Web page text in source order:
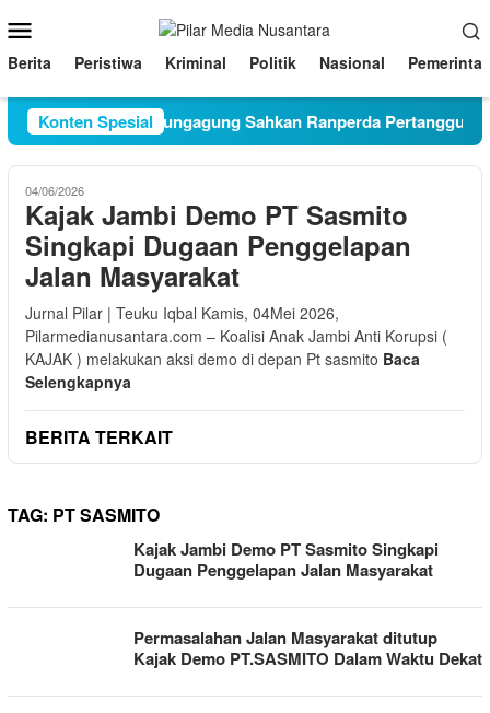
ke
kontenMobile
Berita Peristiwa Kriminal Politik Nasional
Konten Spesial
DPRD Tulungagung Sahkan Ranperda Pertanggung
04/06/2026
Kajak Jambi Demo PT Sasmito
Singkapi Dugaan Penggelapan
Jalan Masyarakat
Jurnal Pilar | Teuku Iqbal Kamis, 04Mei 2026,
Pilarmedianusantara.com – Koalisi Anak Jambi Anti Korupsi (
KAJAK ) melakukan aksi demo di depan Pt sasmito Baca
Selengkapnya
BERITA TERKAIT
TAG: PT SASMITO
Kajak Jambi Demo PT Sasmito Singkapi
Dugaan Penggelapan Jalan Masyarakat
Permasalahan Jalan Masyarakat ditutup
Kajak Demo PT.SASMITO Dalam Waktu Dekat